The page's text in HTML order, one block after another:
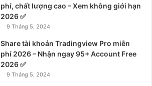
phí, chất lượng cao – Xem không giới hạn
2026 ✅
9 Tháng 5, 2024
Share tài khoản Tradingview Pro miễn
phí 2026 – Nhận ngay 95+ Account Free
2026 ✅
9 Tháng 5, 2024